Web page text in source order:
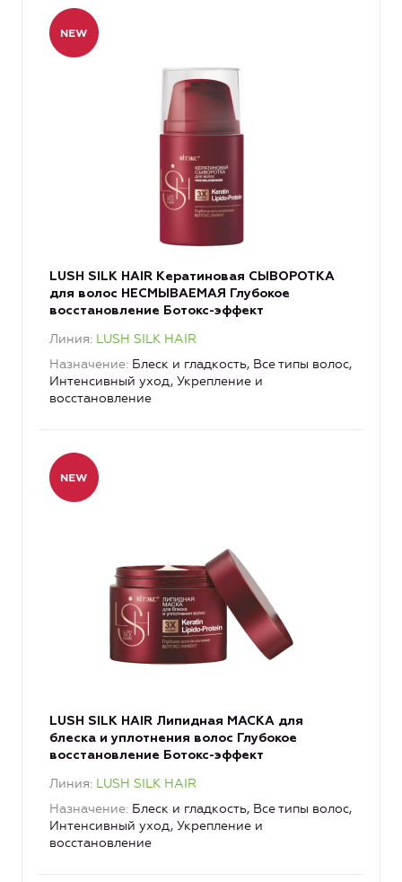
LUSH SILK HAIR Кератиновая СЫВОРОТКА
для волос НЕСМЫВАЕМАЯ Глубокое
восстановление Ботокс-эффект
Линия LUSH SILK HAIR
Назначение Блеск и гладкость, Все типы волос,
Интенсивный уход, Укрепление и
восстановление
LUSH SILK HAIR Липидная МАСКА для
блеска и уплотнения волос Глубокое
восстановление Ботокс-эффект
Линия LUSH SILK HAIR
Назначение Блеск и гладкость, Все типы волос,
Интенсивный уход, Укрепление и
восстановление